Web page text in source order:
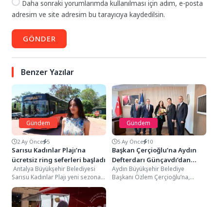
Daha sonraki yorumlarımda kullanılması için adım, e-posta
adresim ve site adresim bu tarayıcıya kaydedilsin.
GÖNDER
Benzer Yazılar
Gündem
2 Ay Önce 5
Sarısu Kadınlar Plajı’na
ücretsiz ring seferleri başladı
Antalya Büyükşehir Belediyesi
Sarısu Kadınlar Plajı yeni sezona
kapılarını yeniliklerle açtı.
Vatandaşların ulaşımını
kolaylaştırmak için...
Gündem
5 Ay Önce 10
Başkan Çerçioğlu’na Aydın
Defterdarı Günçavdı’dan
Ziyaret
Aydın Büyükşehir Belediye
Başkanı Özlem Çerçioğlu’na,